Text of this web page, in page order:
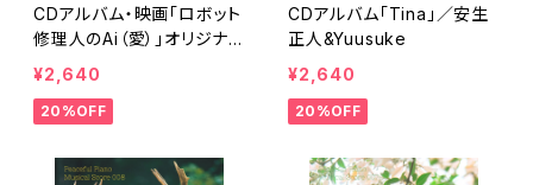
CDアルバム・映画「ロボット
修理人のAi（愛）」オリジナル
サウンドトラック
¥2,640
20%OFF
CDアルバム「Tina」／安生
正人&Yuusuke
¥2,640
20%OFF